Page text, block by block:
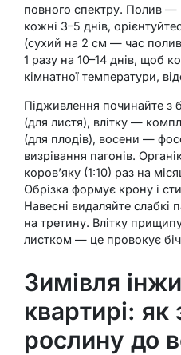
повного спектру. Полив —
кожні 3–5 днів,
(сухий на 2 см — час
1 разу на 10–14 днів, щоб
кімнатної температури,
Підживлення починайте з
(для листя), влітку —
(для плодів), восени —
визрівання пагонів.
коров’яку (1:10) раз на
Обрізка формує крону і
Навесні видаляйте слабкі
на третину. Влітку
листком — це провокує
Зимівля
квартирі: як
рослину до